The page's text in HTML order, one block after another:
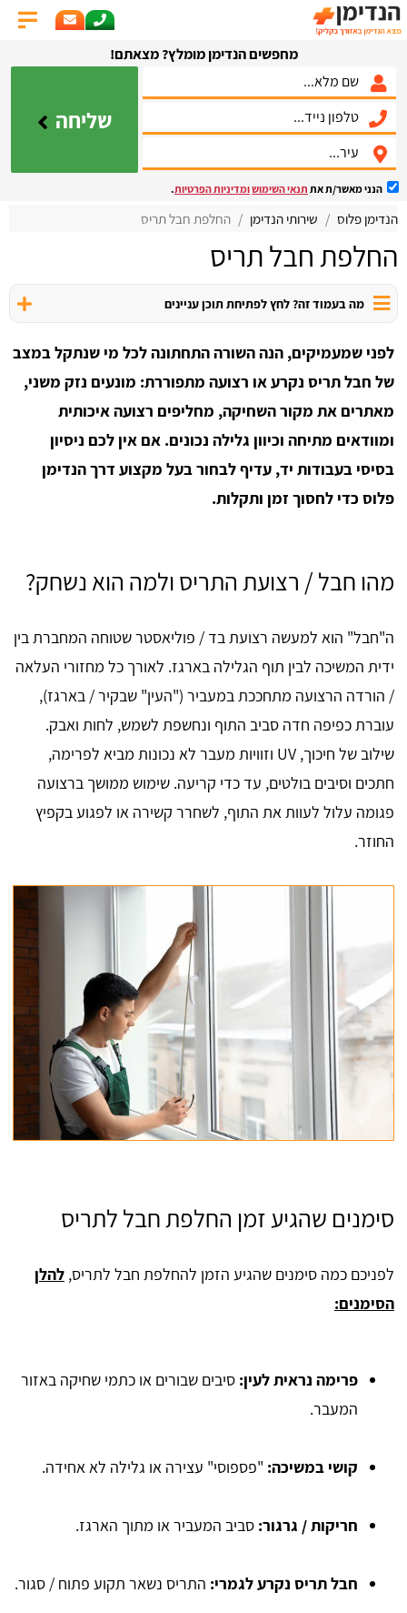
מחפשים הנדימן מומלץ? מצאתם!
שליחה
הנני מאשר/ת את תנאי השימושומדיניות הפרטיות.
הנדימן פלוס שירותי הנדימן החלפת חבל תריס
החלפת חבל תריס
מה בעמוד זה? לחץ לפתיחת תוכן עניינים
לפני שמעמיקים, הנה השורה התחתונה לכל מי שנתקל במצב
של חבל תריס נקרע או רצועה מתפוררת: מונעים נזק משני,
מאתרים את מקור השחיקה, מחליפים רצועה איכותית
ומוודאים מתיחה וכיוון גלילה נכונים. אם אין לכם ניסיון
בסיסי בעבודות יד, עדיף לבחור בעל מקצוע דרך הנדימן
פלוס כדי לחסוך זמן ותקלות.
מהו חבל / רצועת התריס ולמה הוא נשחק?
ה"חבל" הוא למעשה רצועת בד / פוליאסטר שטוחה המחברת בין
ידית המשיכה לבין תוף הגלילה בארגז. לאורך כל מחזורי העלאה
/ הורדה הרצועה מתחככת במעביר ("העין" שבקיר / בארגז),
עוברת כפיפה חדה סביב התוף ונחשפת לשמש, לחות ואבק.
שילוב של חיכוך, UV וזוויות מעבר לא נכונות מביא לפרימה,
חתכים וסיבים בולטים, עד כדי קריעה. שימוש ממושך ברצועה
פגומה עלול לעוות את התוף, לשחרר קשירה או לפגוע בקפיץ
החוזר.
סימנים שהגיע זמן החלפת חבל לתריס
​לפניכם כמה סימנים שהגיע הזמן להחלפת חבל לתריס, להלן
הסימנים:
פרימה נראית לעין: סיבים שבורים או כתמי שחיקה באזור
המעבר.
קושי במשיכה: "פספוסי" עצירה או גלילה לא אחידה.
חריקות / גרגור: סביב המעביר או מתוך הארגז.
חבל תריס נקרע לגמרי: התריס נשאר תקוע פתוח / סגור.